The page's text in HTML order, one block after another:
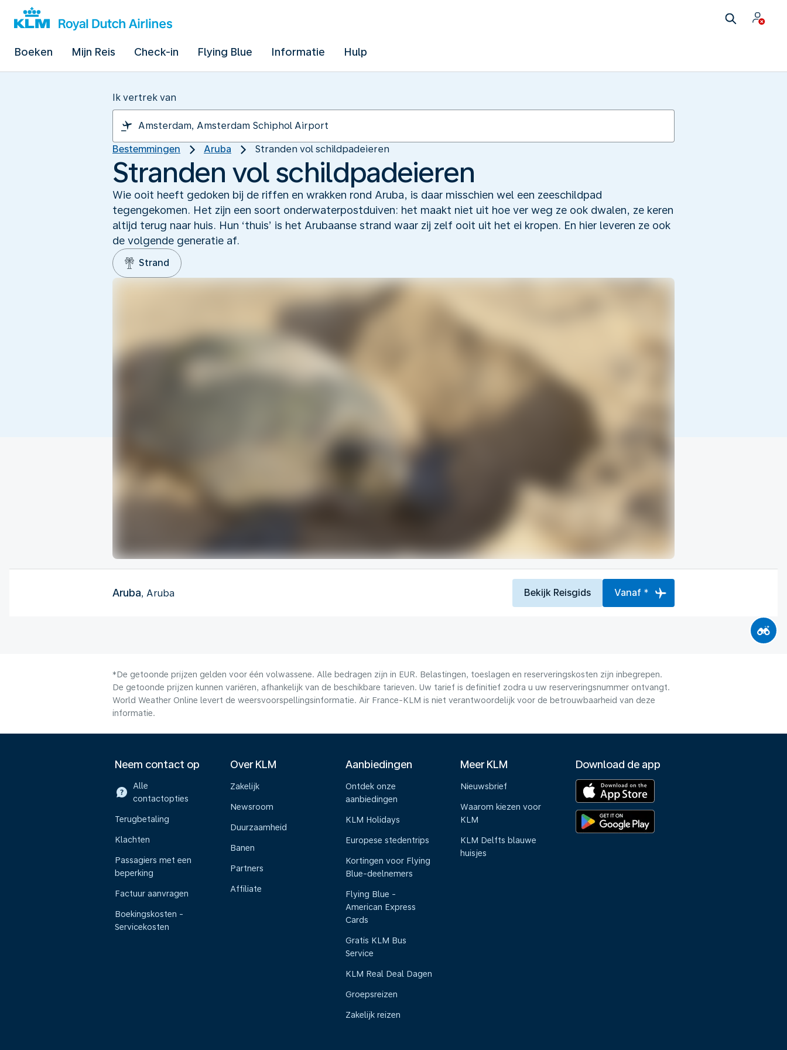
Boeken Mijn Reis Check-in Flying Blue Informatie Hulp
Ik vertrek van
Bestemmingen Aruba Stranden vol schildpadeieren
Stranden vol schildpadeieren
Wie ooit heeft gedoken bij de riffen en wrakken rond Aruba, is daar misschien wel een zeeschildpad
tegengekomen. Het zijn een soort onderwaterpostduiven: het maakt niet uit hoe ver weg ze ook dwalen, ze keren
altijd terug naar huis. Hun ‘thuis’ is het Arubaanse strand waar zij zelf ooit uit het ei kropen. En hier leveren ze ook
de volgende generatie af.
Strand
Aruba, Aruba Bekijk Reisgids Vanaf *
*De getoonde prijzen gelden voor één volwassene. Alle bedragen zijn in EUR. Belastingen, toeslagen en reserveringskosten zijn inbegrepen.
De getoonde prijzen kunnen variëren, afhankelijk van de beschikbare tarieven. Uw tarief is definitief zodra u uw reserveringsnummer ontvangt.
World Weather Online levert de weersvoorspellingsinformatie. Air France-KLM is niet verantwoordelijk voor de betrouwbaarheid van deze
informatie.
Neem contact op
Alle
contactopties
Terugbetaling
Klachten
Passagiers met een
beperking
Factuur aanvragen
Boekingskosten -
Servicekosten
Over KLM
Zakelijk
Newsroom
Duurzaamheid
Banen
Partners
Affiliate
Aanbiedingen
Ontdek onze
aanbiedingen
KLM Holidays
Europese stedentrips
Kortingen voor Flying
Blue-deelnemers
Flying Blue -
American Express
Cards
Gratis KLM Bus
Service
KLM Real Deal Dagen
Groepsreizen
Zakelijk reizen
Meer KLM
Nieuwsbrief
Waarom kiezen voor
KLM
KLM Delfts blauwe
huisjes
Download de app